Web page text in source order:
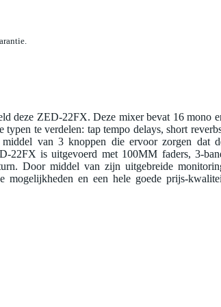
deze ZED-22FX. Deze mixer bevat 16 mono
te verdelen: tap tempo delays, short
van 3 knoppen die ervoor zorgen dat
22FX is uitgevoerd met 100MM faders, 3-
Door middel van zijn uitgebreide
en een hele goede prijs-